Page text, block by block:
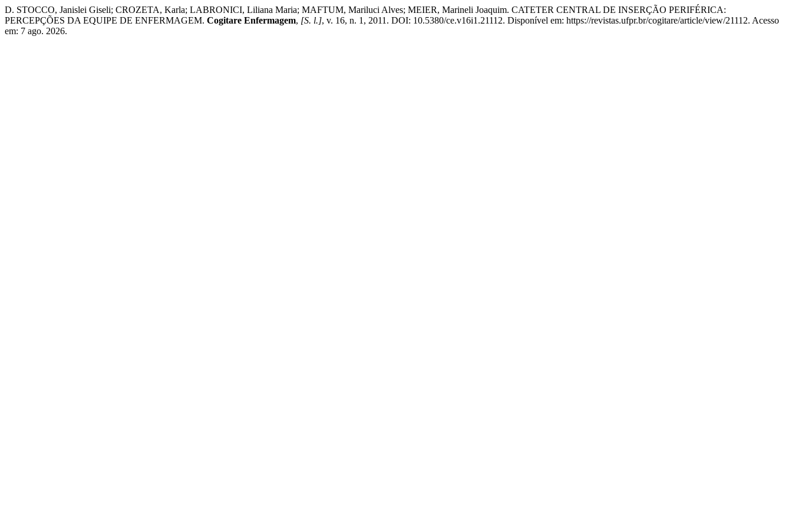
D. STOCCO, Janislei Giseli; CROZETA, Karla; LABRONICI, Liliana Maria; MAFTUM, Mariluci Alves; MEIER, Marineli Joaquim. CATETER CENTRAL DE INSERÇÃO PERIFÉRICA:
PERCEPÇÕES DA EQUIPE DE ENFERMAGEM. Cogitare Enfermagem, [S. l.], v. 16, n. 1, 2011. DOI: 10.5380/ce.v16i1.21112. Disponível em: https://revistas.ufpr.br/cogitare/article/view/21112. Acesso
em: 7 ago. 2026.